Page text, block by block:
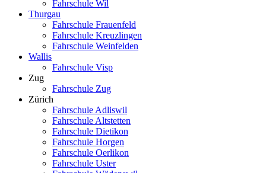
Fahrschule Wil
Thurgau
Fahrschule Frauenfeld
Fahrschule Kreuzlingen
Fahrschule Weinfelden
Wallis
Fahrschule Visp
Zug
Fahrschule Zug
Zürich
Fahrschule Adliswil
Fahrschule Altstetten
Fahrschule Dietikon
Fahrschule Horgen
Fahrschule Oerlikon
Fahrschule Uster